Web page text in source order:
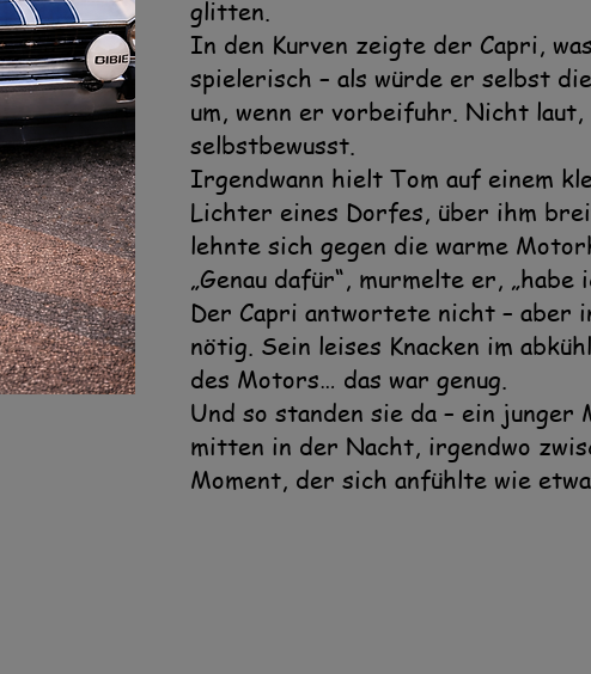
glitten.
In den Kurven zeigte der Capri,
spielerisch – als würde er selbst
um, wenn er vorbeifuhr. Nicht
selbstbewusst.
Irgendwann hielt Tom auf einem
Lichter eines Dorfes, über ihm
lehnte sich gegen die warme
„Genau dafür“, murmelte er, „habe
Der Capri antwortete nicht – aber
nötig. Sein leises Knacken im
des Motors… das war genug.
Und so standen sie da – ein
mitten in der Nacht, irgendwo
Moment, der sich anfühlte wie